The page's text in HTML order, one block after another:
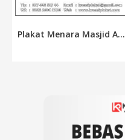
Plakat Menara Masjid A...